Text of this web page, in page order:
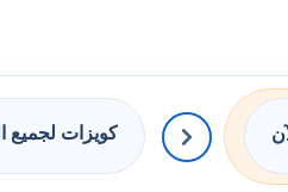
كويزات لجميع